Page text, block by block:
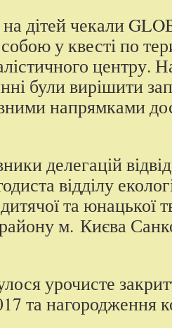
дітей чекали
у квесті по
центру.
були вирішити
напрямками
делегацій
відділу
та юнацької
м. Києва
урочисте
та нагородження